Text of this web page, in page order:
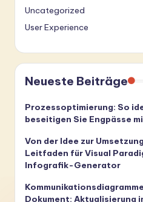
Uncategorized
User Experience
Neueste Beiträge
Prozessoptimierung: So
beseitigen Sie Engpässe
Von der Idee zur
Leitfaden für Visual
Infografik-Generator
Dokument: Aktualisierung